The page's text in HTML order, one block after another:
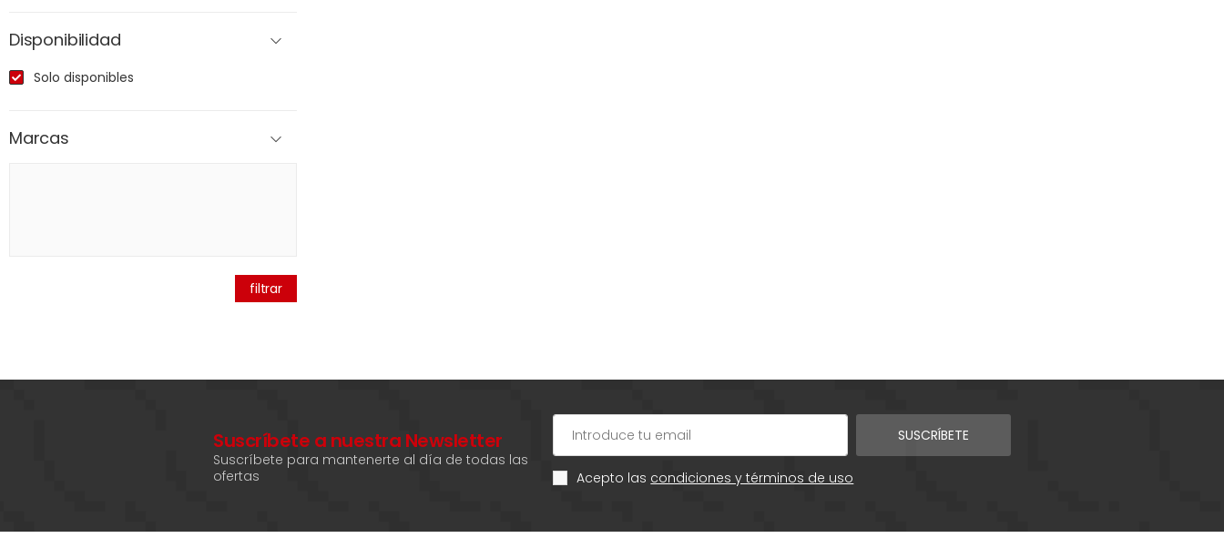
Disponibilidad
Solo disponibles
Marcas
filtrar
Suscríbete a nuestra Newsletter
Suscríbete para mantenerte al día de todas las
ofertas
SUSCRÍBETE
Acepto las condiciones y términos de uso